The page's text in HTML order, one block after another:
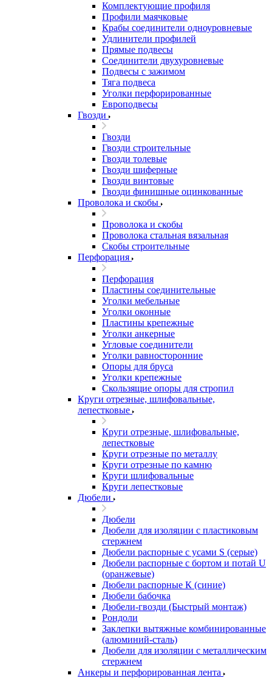
Комплектующие профиля
Профили маячковые
Крабы соединители одноуровневые
Удлинители профилей
Прямые подвесы
Соединители двухуровневые
Подвесы с зажимом
Тяга подвеса
Уголки перфорированные
Европодвесы
Гвозди
Гвозди
Гвозди строительные
Гвозди толевые
Гвозди шиферные
Гвозди винтовые
Гвозди финишные оцинкованные
Проволока и скобы
Проволока и скобы
Проволока стальная вязальная
Скобы строительные
Перфорация
Перфорация
Пластины соединительные
Уголки мебельные
Уголки оконные
Пластины крепежные
Уголки анкерные
Угловые соединители
Уголки равносторонние
Опоры для бруса
Уголки крепежные
Скользящие опоры для стропил
Круги отрезные, шлифовальные,
лепестковые
Круги отрезные, шлифовальные,
лепестковые
Круги отрезные по металлу
Круги отрезные по камню
Круги шлифовальные
Круги лепестковые
Дюбели
Дюбели
Дюбели для изоляции с пластиковым
стержнем
Дюбели распорные с усами S (серые)
Дюбели распорные c бортом и потай U
(оранжевые)
Дюбели распорные К (синие)
Дюбели бабочка
Дюбели-гвозди (Быстрый монтаж)
Рондоли
Заклепки вытяжные комбинированные
(алюминий-сталь)
Дюбели для изоляции с металлическим
стержнем
Анкеры и перфорированная лента